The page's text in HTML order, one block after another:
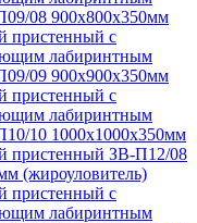
08 900х800х350мм
пристенный с
лабиринтным
09 900х900х350мм
пристенный с
лабиринтным
10 1000х1000х350мм
пристенный ЗВ-П12/08
(жироуловитель)
пристенный с
лабиринтным